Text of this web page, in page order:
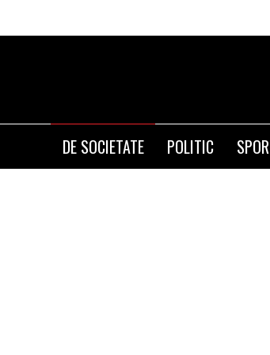
DE SOCIETATE POLITIC